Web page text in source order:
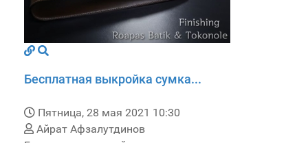
Бесплатная выкройка сумка...
Пятница, 28 мая 2021 10:30
Айрат Афзалутдинов